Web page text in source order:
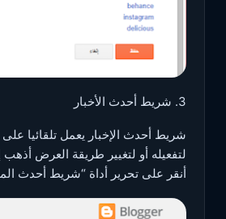
3. شريط أحدث الأخبار
شريط أحدث الإخبار يعمل تلقائيا
لتفعيله أو لتغيير طريقة العرض
أنقر على تحرير أداة “شريط أحدث